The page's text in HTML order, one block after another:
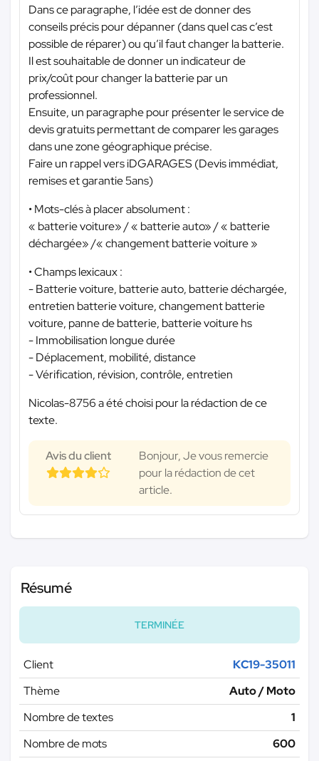
Dans ce paragraphe, l’idée est de donner des
conseils précis pour dépanner (dans quel cas c’est
possible de réparer) ou qu’il faut changer la batterie.
Il est souhaitable de donner un indicateur de
prix/coût pour changer la batterie par un
professionnel.
Ensuite, un paragraphe pour présenter le service de
devis gratuits permettant de comparer les garages
dans une zone géographique précise.
Faire un rappel vers iDGARAGES (Devis immédiat,
remises et garantie 5ans)
• Mots-clés à placer absolument :
« batterie voiture» / « batterie auto» / « batterie
déchargée» /« changement batterie voiture »
• Champs lexicaux :
- Batterie voiture, batterie auto, batterie déchargée,
entretien batterie voiture, changement batterie
voiture, panne de batterie, batterie voiture hs
- Immobilisation longue durée
- Déplacement, mobilité, distance
- Vérification, révision, contrôle, entretien
Nicolas-8756 a été choisi pour la rédaction de ce
texte.
Avis du client
Bonjour, Je vous remercie
pour la rédaction de cet
article.
Résumé
TERMINÉE
Client
KC19-35011
Thème
Auto / Moto
Nombre de textes
1
Nombre de mots
600